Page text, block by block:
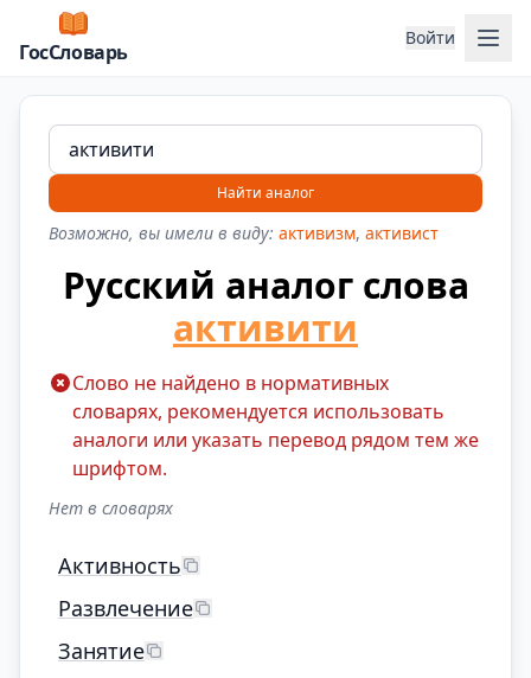
ГосСловарь
Войти
Найти аналог
Возможно, вы имели в виду: активизм, активист
Русский аналог слова
активити
Слово не найдено в нормативных
словарях, рекомендуется использовать
аналоги или указать перевод рядом тем же
шрифтом.
Нет в словарях
Активность
Развлечение
Занятие